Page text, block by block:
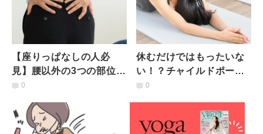
【座りっぱなしの人必
見】腰以外の3つの部位を
一気にゆるめる！腰痛改
0
休むだけではもったいな
い！？チャイルドポーズ
の効果を再確認＆やりや
0